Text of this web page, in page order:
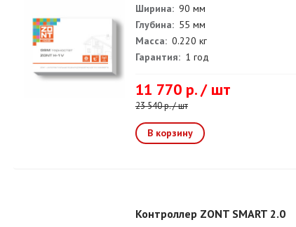
Ширина: 90 мм
Глубина: 55 мм
Масса: 0.220 кг
Гарантия: 1 год
11 770 р. / шт
23 540 р. / шт
Контроллер ZONT SMART 2.0